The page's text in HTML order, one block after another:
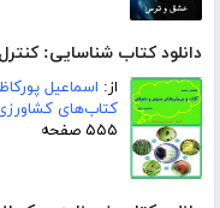
دانلود کتاب شناسایی:
از: اسماعیل
کتاب‌های
۵۵۵ صفحه